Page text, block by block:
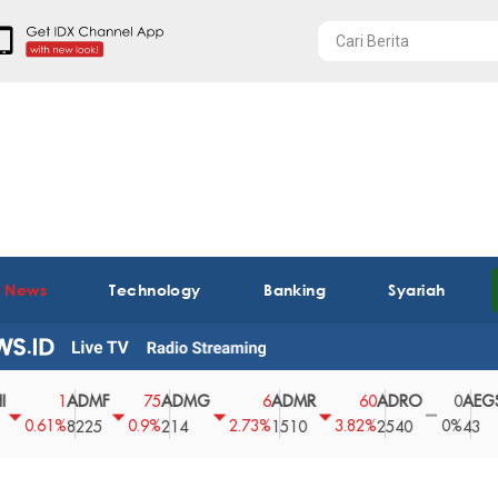
Technology Banking Syariah
ADMF
8225
75
0.9%
ADMG
214
2.73%
ADMR
1510
60
3.82%
ADRO
2540
0
0%
AEGS